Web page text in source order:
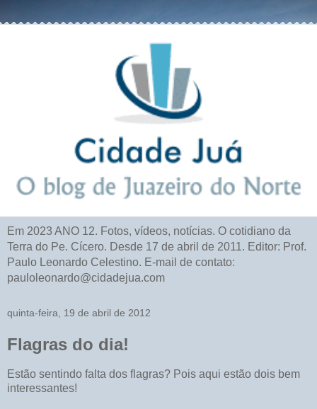
Em 2023 ANO 12. Fotos, vídeos, notícias. O cotidiano da
Terra do Pe. Cícero. Desde 17 de abril de 2011. Editor: Prof.
Paulo Leonardo Celestino. E-mail de contato:
pauloleonardo@cidadejua.com
quinta-feira, 19 de abril de 2012
Flagras do dia!
Estão sentindo falta dos flagras? Pois aqui estão dois bem
interessantes!